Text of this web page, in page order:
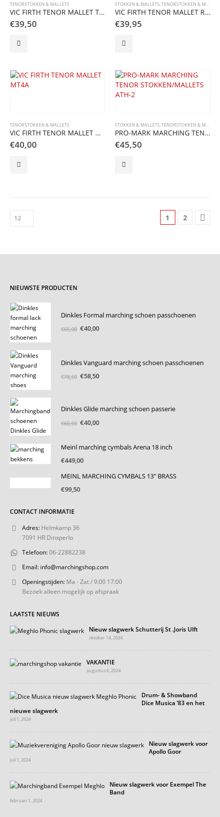
TENORSTOKKEN & MALLETS
VIC FIRTH TENOR MALLET TOM AUNGST HYBRID Felt
€39,50
STOKKEN & MALLETS,TENORSTOKKEN & MALLETS
VIC FIRTH TENOR MALLET RALPH HARDIMON SWIZZLE
€39,95
TENORSTOKKEN & MALLETS
VIC FIRTH TENOR MALLET MT4A
€40,00
STOKKEN & MALLETS,TENORSTOKKEN & MALLETS
PRO-MARK MARCHING TENOR STOKKEN/MALLETS ATH-2
€45,50
1 2
NIEUWSTE PRODUCTEN
Dinkles Formal marching schoen passchoenen
€65,00 Oorspronkelijke
€40,00Huidige
Dinkles Vanguard marching schoen passchoenen
€78,50 Oorspronkelijke
€58,50Huidige
Dinkles Glide marching schoen passerie
€60,00 Oorspronkelijke
€60,00.
€40,00Huidige
€40,00.
Meinl marching cymbals Arena 18 inch
€449,00
MEINL MARCHING CYMBALS 13" BRASS
€99,50
CONTACT INFORMATIE
Adres: Helmkamp 36
7091 HR Dinxperlo
Telefoon:06-22882238
Email: info@marchingshop.com
Openingstijden: Ma - Zat / 9:00 17:00
Bezoek alleen mogelijk op afspraak
LAATSTE NIEUWS
Nieuw slagwerk Schutterij St .Joris Ulft
oktober 14, 2024
VAKANTIE
augustus 6, 2024
Drum- & Showband
Dice Musica ’83 en het
nieuwe slagwerk
juli 1, 2024
Nieuw slagwerk voor
Apollo Goor
juli 1, 2024
Nieuw slagwerk voor Exempel The
Band
februari 1, 2024